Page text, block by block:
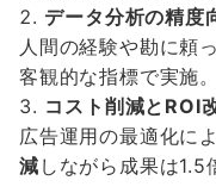
データ分析の精度
人間の経験や勘に頼
客観的な指標で実施。
コスト削減とROI
広告運用の最適化に
減 しながら成果は1.5